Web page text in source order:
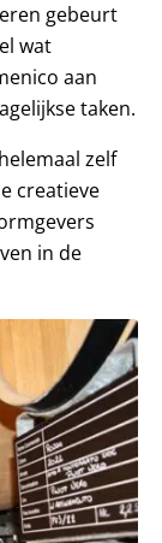
gebeurt
wat
aan
taken.
zelf
creatieve
in de